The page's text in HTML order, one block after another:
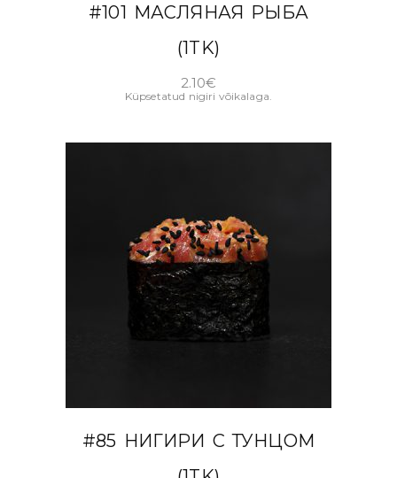
В КОРЗИНУ
#101 МАСЛЯНАЯ РЫБА
(1TK)
2.10€
Küpsetatud nigiri võikalaga.
В КОРЗИНУ
#85 НИГИРИ С ТУНЦОМ